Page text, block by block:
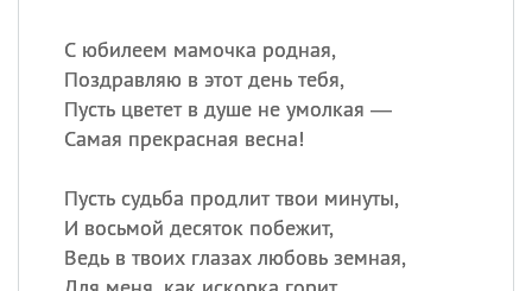
С юбилеем мамочка родная,
Поздравляю в этот день тебя,
Пусть цветет в душе не умолкая —
Самая прекрасная весна!
Пусть судьба продлит твои минуты,
И восьмой десяток побежит,
Ведь в твоих глазах любовь земная,